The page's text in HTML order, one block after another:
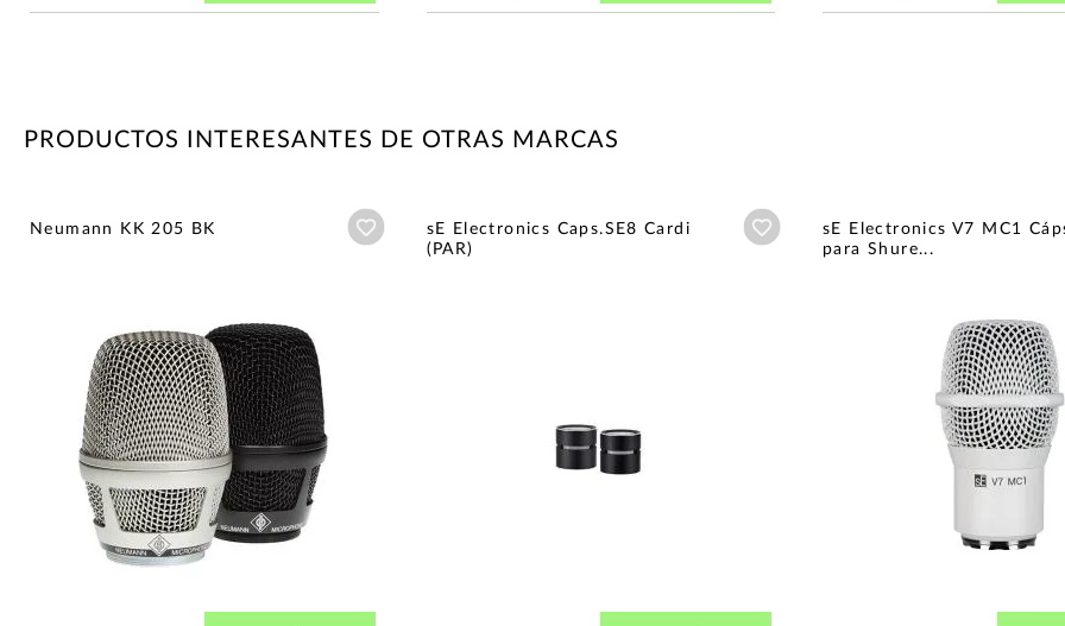
PRODUCTOS INTERESANTES DE OTRAS MARCAS
Neumann KK 205 BK Añadir a wishlist
sE Electronics Caps.SE8 Cardi
(PAR)
Añadir a wishlist
sE Electronics V7 MC1
para Shure...